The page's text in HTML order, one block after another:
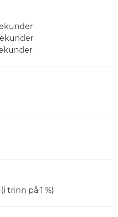
trinn på 1 %)